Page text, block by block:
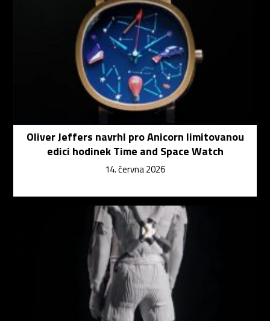
Oliver Jeffers navrhl pro Anicorn limitovanou
edici hodinek Time and Space Watch
14. června 2026